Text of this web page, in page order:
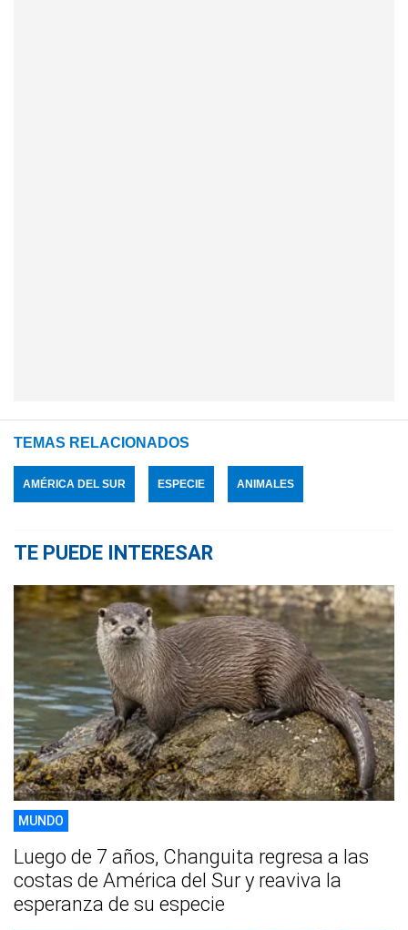
TEMAS RELACIONADOS
AMÉRICA DEL SUR ESPECIE ANIMALES
TE PUEDE INTERESAR
MUNDO
Luego de 7 años, Changuita regresa a las
costas de América del Sur y reaviva la
esperanza de su especie